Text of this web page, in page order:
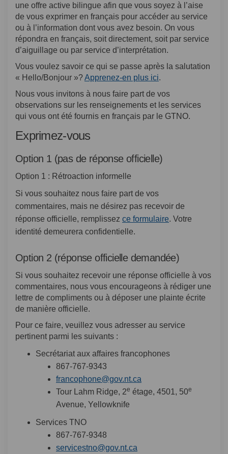
une offre active bilingue afin que vous soyez à l’aise
de vous exprimer en français pour accéder au service
ou à l’information dont vous avez besoin. On vous
répondra en français, soit directement, soit par service
d’aiguillage ou par service d’interprétation.
Vous voulez savoir ce qui se passe après la salutation
« Hello/Bonjour »?Apprenez-en plus ici.
Nous vous invitons à nous faire part de vos
observations sur les renseignements et les services
qui vous ont été fournis en français par le GTNO.
Exprimez-vous
Option 1 (pas de réponse officielle)
Option 1 : Rétroaction informelle
Si vous souhaitez nous faire part de vos
commentaires, mais ne désirez pas recevoir de
réponse officielle, remplissez ce formulaire. Votre
identité demeurera confidentielle.
Option 2 (réponse officielle demandée)
Si vous souhaitez recevoir une réponse officielle à vos
commentaires, nous vous encourageons à rédiger une
lettre de compliments ou à déposer une plainte écrite
de manière officielle.
Pour ce faire, veuillez vous adresser au service
pertinent parmi les suivants :
Secrétariat aux affaires francophones
867-767-9343
francophone@gov.nt.ca
Tour Lahm Ridge, 2e étage, 4501, 50e
Avenue, Yellowknife
Services TNO
867-767-9348
servicestno@gov.nt.ca